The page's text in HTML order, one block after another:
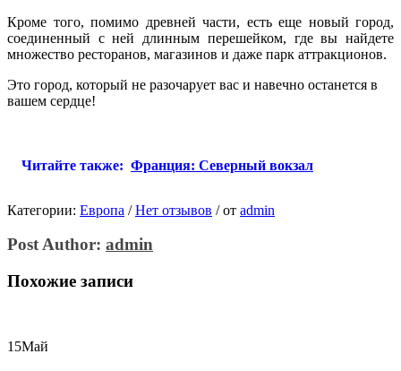
Кроме того, помимо древней части, есть еще новый город,
соединенный с ней длинным перешейком, где вы найдете
множество ресторанов, магазинов и даже парк аттракционов.
Это город, который не разочарует вас и навечно останется в
вашем сердце!
Читайте также: Франция: Северный вокзал
Категории: Европа / Нет отзывов /от admin
Post Author: admin
Похожие записи
15Май